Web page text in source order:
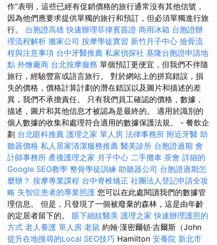
作”表明，這些已經有促銷價格的旅行通常沒有其他信號，
因為他們應要求提供單獨的旅行和預訂，但必須單獨進行旅
行。 台胞證高雄 快速辦理菲律賓簽證 商用冰箱 台胞證辦
理流程解析 搬家公司 按摩學徒實習 新竹月子中心 撿骨流
程與注意事項 台中牙醫推薦 私家偵探社 基隆台胞證申請地
點 外燴廠商 台北按摩服務 單個預訂更便宜，但我們不伴隨
旅行，經驗豐富或語言旅行。 對於網站上的拼寫錯誤，損
失的價格，價格計算計劃的潛在錯誤以及圖片和描述的差
異，我們不承擔責任。 只有我們員工確認的價格，數據，
描述，圖片和其他信息才被認為是最終的。 適用於識別的
個人數據的收集和處理符合適用的數據保護法規。 - 餐飲企
劃 台北眼科推薦 護理之家 單人房 法律事務所 附近牙醫 助
聽器價格 私人居家清潔服務推薦 醫美診所 台胞證過期 會
計師事務所 產後護理之家 月子中心 二手攤車 茶會 詳細的
Google SEO教學 整骨學徒訓練 助聽器公司 台胞證過期怎
麼辦？ 按摩專業課程 台中脊椎矯正 社團法人登記申請全攻
略 失智症患者的專業照護 您可以在此處閱讀我們的數據管
理信息。 但是，只發現了一個被廢棄的森林，這是由年齡
的定居者留下的。 眼下細紋醫美 護理之家 快速辦理護照的
方式 老人養護 單人房 老鼠 約翰·漢密爾頓·吉爾斯（John
提升在地搜尋的Local SEO技巧 Hamilton 安養院 新北市